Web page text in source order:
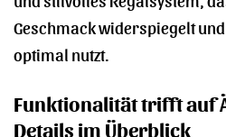
Geschmack widerspiegelt
optimal nutzt.
Funktionalität trifft auf
Details im Überblick